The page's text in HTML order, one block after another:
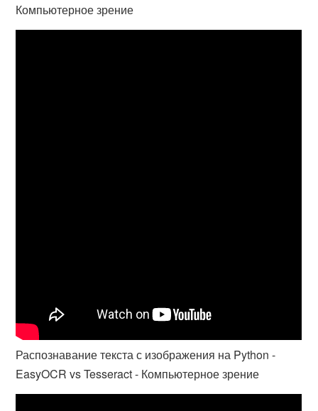
Компьютерное зрение
Распознавание текста с изображения на Python -
EasyOCR vs Tesseract - Компьютерное зрение